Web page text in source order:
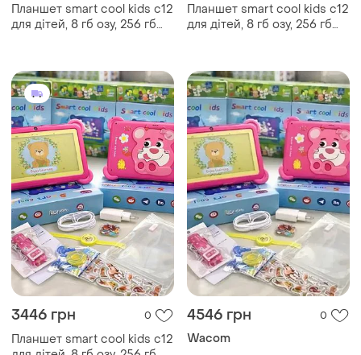
Планшет smart cool kids c12
для дітей, 8 гб озу, 256 гб
Планшет smart cool kids c12
для дітей, 8 гб озу, 256 гб
3446 грн 0
Планшет smart cool kids c12
4546 грн 0
Wacom